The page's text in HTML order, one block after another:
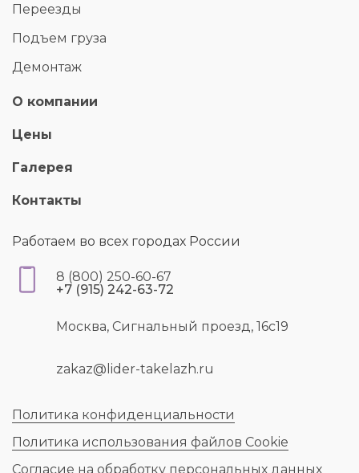
Переезды
Подъем груза
Демонтаж
О компании
Цены
Галерея
Контакты
Работаем во всех городах России
8 (800) 250-60-67
+7 (915) 242-63-72
Москва, Сигнальный проезд, 16с19
zakaz@lider-takelazh.ru
Политика конфиденциальности
Политика использования файлов Cookie
Согласие на обработку персональных данных